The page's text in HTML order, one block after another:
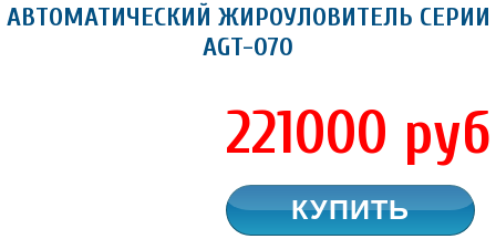
АВТОМАТИЧЕСКИЙ ЖИРОУЛОВИТЕЛЬ СЕРИИ
AGT-070
221000 руб